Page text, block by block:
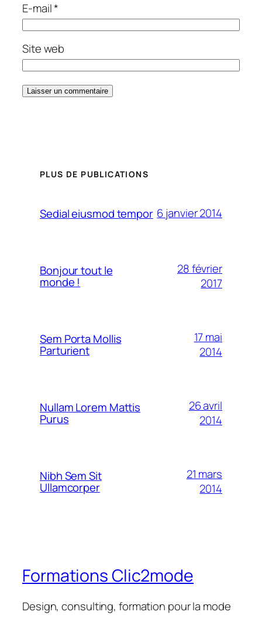
E-mail*
Site web
PLUS DE PUBLICATIONS
Sedial eiusmod tempor 6 janvier 2014
Bonjour tout le
monde !
28 février
2017
Sem Porta Mollis
Parturient
17 mai
2014
Nullam Lorem Mattis
Purus
26 avril
2014
Nibh Sem Sit
Ullamcorper
21 mars
2014
Formations Clic2mode
Design, consulting, formation pour la mode